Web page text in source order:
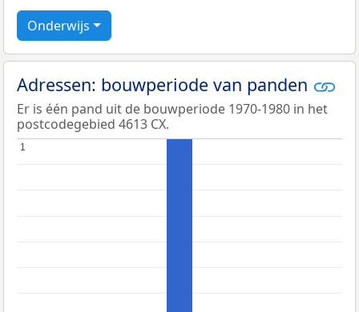
Onderwijs
Adressen: bouwperiode van panden
Er is één pand uit de bouwperiode 1970-1980 in het
postcodegebied 4613 CX.
1
1